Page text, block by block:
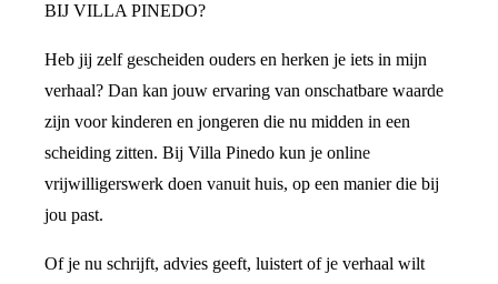
BIJ VILLA PINEDO?
Heb jij zelf gescheiden ouders en herken je iets in mijn
verhaal? Dan kan jouw ervaring van onschatbare waarde
zijn voor kinderen en jongeren die nu midden in een
scheiding zitten. Bij Villa Pinedo kun je online
vrijwilligerswerk doen vanuit huis, op een manier die bij
jou past.
Of je nu schrijft, advies geeft, luistert of je verhaal wilt